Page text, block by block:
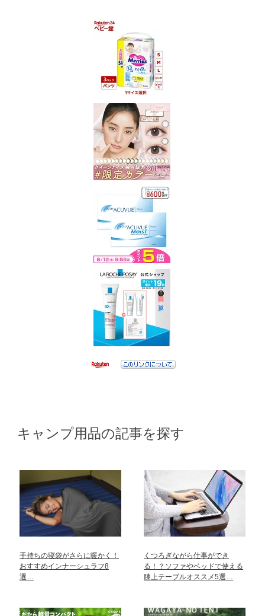
キャンプ用品の記事を探す
手持ちの寝袋がさらに暖かく！
おすすめインナーシュラフ8
選…
くつろぎながら仕事ができ
る！？ソファやベッドで使える
膝上テーブルオススメ5選…